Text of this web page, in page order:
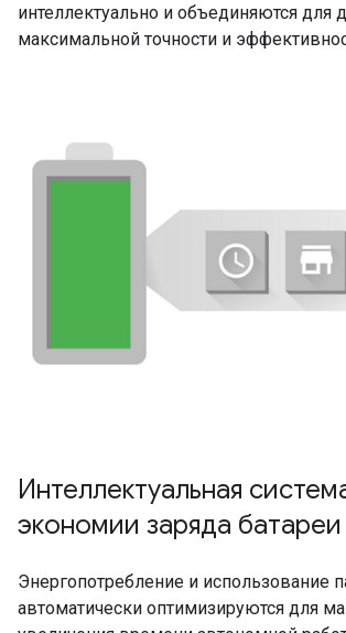
интеллектуально и объединяются для
максимальной точности и
Интеллектуальная
экономии заряда батареи
Энергопотребление и использование
автоматически оптимизируются для